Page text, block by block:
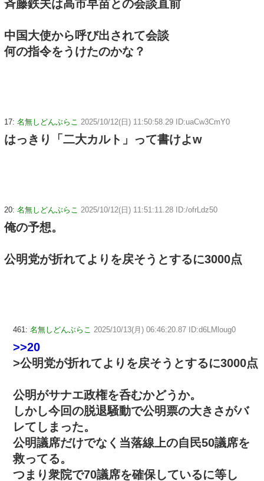
斉藤鉄夫は高市早苗との会談直前
中国大使から呼び出されて会談
何の指令をうけたのかな？
17: 名無しどんぶらこ 2025/10/12(日) 11:50:58.29 ID:uaCw3CmY0
はっきり「二大カルト」って書けよw
20: 名無しどんぶらこ 2025/10/12(日) 11:51:11.28 ID:/ofrLdz50
俺の予想。
公明党が折れてよりを戻そうとするに3000点
461: 名無しどんぶらこ 2025/10/13(月) 06:46:20.87 ID:d6LMloug0
>>20
>公明党が折れてよりを戻そうとするに3000点
公明がサナエ政権を呑むかどうか。
しかし今回の脱退騒動で公明票の大きさがバ
レてしまった。
公明議席だけでなく当落線上の自民50議席を
救ってる。
つまり衆院で70議席を確保しているに等し